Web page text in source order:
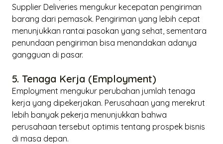
Supplier Deliveries mengukur kecepatan pengiriman
barang dari pemasok. Pengiriman yang lebih cepat
menunjukkan rantai pasokan yang sehat, sementara
penundaan pengiriman bisa menandakan adanya
gangguan di pasar.
5. Tenaga Kerja (Employment)
Employment mengukur perubahan jumlah tenaga
kerja yang dipekerjakan. Perusahaan yang merekrut
lebih banyak pekerja menunjukkan bahwa
perusahaan tersebut optimis tentang prospek bisnis
di masa depan.